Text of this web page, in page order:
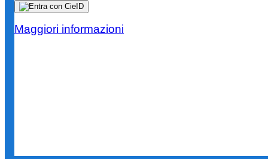
Maggiori informazioni